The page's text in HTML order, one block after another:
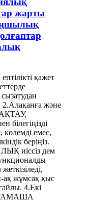
жарты
қажет
2.Алақанға және
білегіңізді
емес,
беріңіз.
иіссіз дем
ақ жұмсақ қыс
4.Екі
ТАМАША